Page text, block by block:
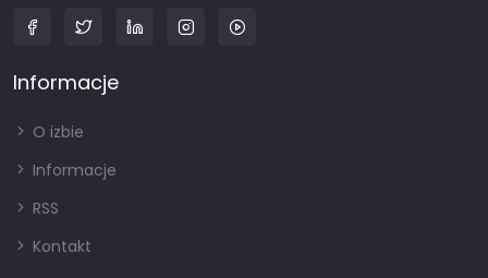
Informacje
O izbie
Informacje
RSS
Kontakt